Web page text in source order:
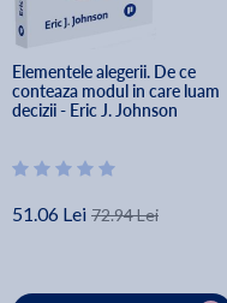
Elementele alegerii. De ce
conteaza modul in care luam
decizii - Eric J. Johnson
51.06 Lei 72.94 Lei